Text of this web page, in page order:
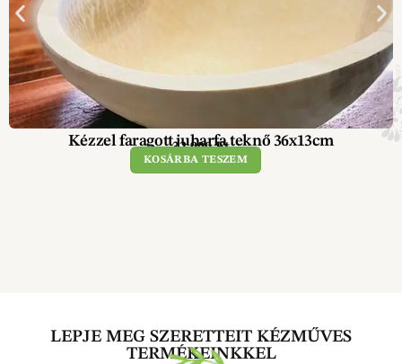
Kézzel faragott juharfa teknő 36x13cm
32 900Ft
KOSÁRBA TESZEM
LEPJE MEG SZERETTEIT KÉZMŰVES
TERMÉKEINKKEL